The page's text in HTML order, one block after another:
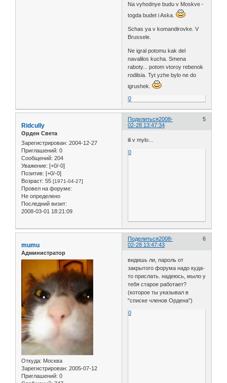
Na vyhodnye budu v Moskve -
togda budet i Aska.
Schas ya v komandirovke. V
Brussele.
Ne igral potomu kak del
navalilos kucha. Smena
raboty... potom vtoroy rebenok
rodilsia. Tyt yzhe bylo ne do
igrushek.
0
Поделиться 5
2008-
02-28 13:47:34
Ridcully
Орден Света
Зарегистрирован: 2004-12-27
Приглашений: 0
Сообщений: 204
Уважение: [+0/-0]
Позитив: [+0/-0]
Возраст: 55 [1971-04-27]
Провел на форуме:
Не определено
Последний визит:
2008-03-01 18:21:09
ili v mylo...
0
Поделиться 6
2008-
02-28 13:47:43
mumu
Администратор
Откуда: Москва
Зарегистрирован: 2005-07-12
Приглашений: 0
видишь ли, пароль от
закрытого форума надо куда-
то прислать. надеюсь, мыло у
тебя старое работает?
(которое ты указывал в
"списке членов Ордена")
0